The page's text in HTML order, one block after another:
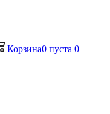
Корзина0 пуста 0